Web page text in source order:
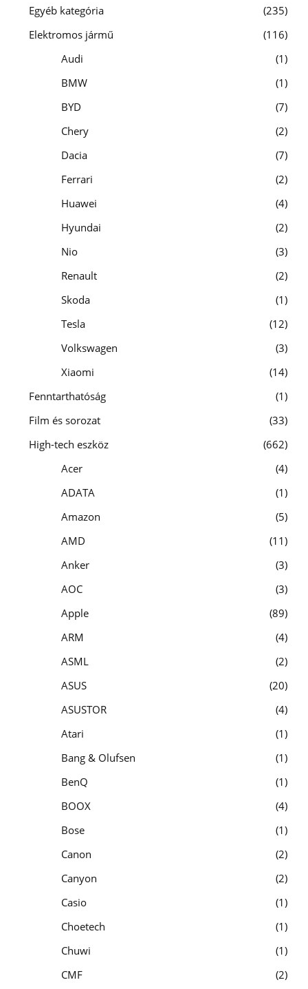
Egyéb kategória
235
Elektromos jármű
116
Audi
1
BMW
1
BYD
7
Chery
2
Dacia
7
Ferrari
2
Huawei
4
Hyundai
2
Nio
3
Renault
2
Skoda
1
Tesla
12
Volkswagen
3
Xiaomi
14
Fenntarthatóság
1
Film és sorozat
33
High-tech eszköz
662
Acer
4
ADATA
1
Amazon
5
AMD
11
Anker
3
AOC
3
Apple
89
ARM
4
ASML
2
ASUS
20
ASUSTOR
4
Atari
1
Bang & Olufsen
1
BenQ
1
BOOX
4
Bose
1
Canon
2
Canyon
2
Casio
1
Choetech
1
Chuwi
1
CMF
2